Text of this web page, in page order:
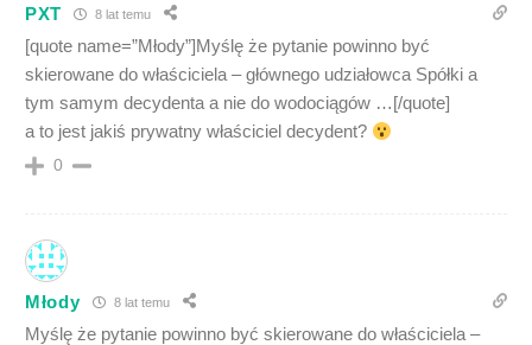
PXT 8 lat temu
[quote name=”Młody”]Myślę że pytanie powinno być
skierowane do właściciela – głównego udziałowca Spółki a
tym samym decydenta a nie do wodociągów …[/quote]
a to jest jakiś prywatny właściciel decydent?
0
Młody 8 lat temu
Myślę że pytanie powinno być skierowane do właściciela –